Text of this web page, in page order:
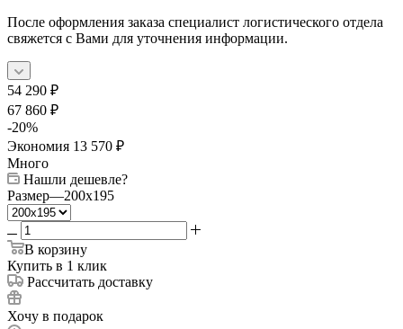
После оформления заказа специалист логистического отдела
свяжется с Вами для уточнения информации.
54 290 ₽
67 860 ₽
-20%
Экономия 13 570 ₽
Много
Нашли дешевле?
Размер—200x195
В корзину
Купить в 1 клик
Рассчитать доставку
Хочу в подарок